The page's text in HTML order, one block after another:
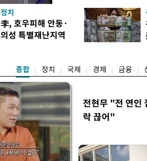
피제'를 도입한다. 경찰청
후속 조치 태스크포스
우선 올해 하반기 인사에
하던 수사감찰 기능을 인
정치
李, 호우피해 안동·
의성 특별재난지역
종합 정치 국제 경제 금융
전현무 "전 연인
락 끊어"